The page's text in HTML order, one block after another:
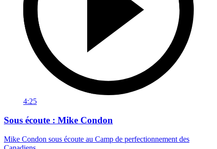
4:25
Sous écoute : Mike Condon
Mike Condon sous écoute au Camp de perfectionnement des